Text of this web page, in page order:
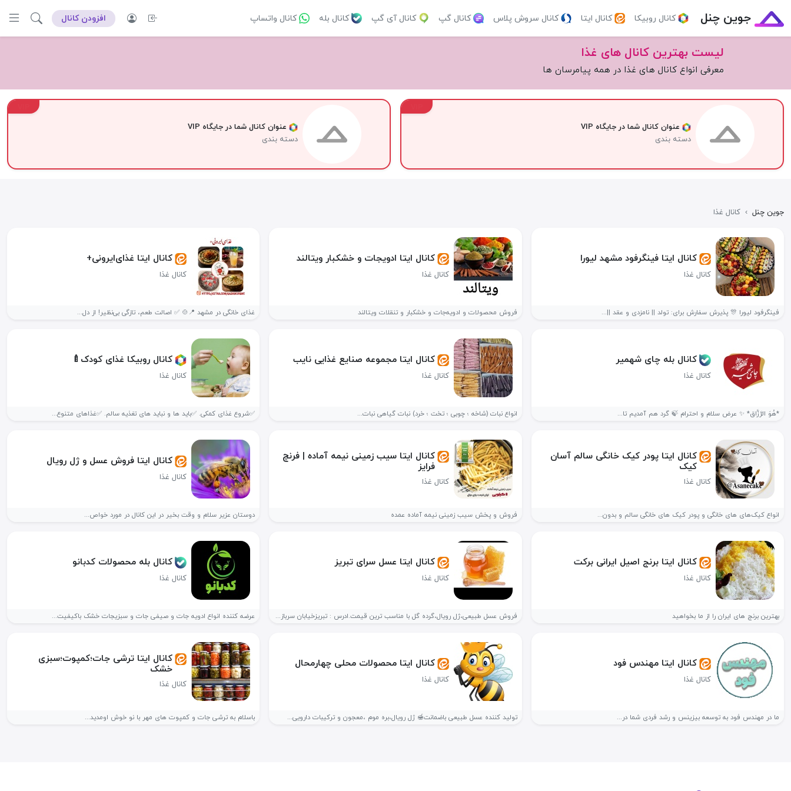
جوین چنل کانال روبیکا کانال ایتا کانال سروش پلاس کانال گپ کانال آی گپ کانال بله کانال واتساپ افزودن کانال
لیست بهترین کانال های غذا
معرفی انواع کانال های غذا در همه پیامرسان ها
عنوان کانال شما در جایگاه VIP
دسته بندی
عنوان کانال شما در جایگاه VIP
دسته بندی
جوین چنل › کانال غذا
کانال ایتا فینگرفود مشهد لیورا
کانال غذا
فینگرفود لیورا 🎊 پذیرش سفارش برای: تولد || نامزدی و عقد ||...
کانال ایتا ادویجات و خشکبار ویتالند
کانال غذا
فروش محصولات و ادویه‌جات و خشکبار و تنقلات ویتالند
کانال ایتا غذای‌ایرونی+
کانال غذا
غذای خانگی در مشهد 📍🍲 ✅ اصالت طعم، تازگی بی‌نظیر! از دل...
کانال بله چای شهمیر
کانال غذا
*هُوَ الرَّزَّاق* ✨ عرض سلام و احترام 🍃 گرد هم آمدیم تا...
کانال ایتا مجموعه صنایع غذایی نایب
کانال غذا
انواع نبات (شاخه ؛ چوبی ؛ تخت ؛ خرد) نبات گیاهی نبات...
کانال روبیکا غذای کودک🍼
کانال غذا
✅️شروع غذای کمکی. ✅️باید ها و نباید های تغذیه سالم. ✅️غذاهای متنوع...
کانال ایتا پودر کیک خانگی سالم آسان
کیک
کانال غذا
انواع کیک‌های های خانگی و پودر کیک های خانگی سالم و بدون...
کانال ایتا سیب زمینی نیمه آماده | فرنچ
فرایز
کانال غذا
فروش و پخش سیب زمینی نیمه آماده عمده
کانال ایتا فروش عسل و ژل رویال
کانال غذا
دوستان عزیر سلام و وقت بخیر در این کانال در مورد خواص...
کانال ایتا برنج اصیل ایرانی برکت
کانال غذا
بهترین برنج های ایران را از ما بخواهید
کانال ایتا عسل سرای تبریز
کانال غذا
فروش عسل طبیعی،ژل رویال،گرده گل با مناسب ترین قیمت.ادرس : تبریزخیابان سرباز...
کانال بله محصولات کدبانو
کانال غذا
عرضه کننده انواع ادویه جات و صیفی جات و سبزیجات خشک باکیفیت...
کانال ایتا مهندس فود
کانال غذا
ما در مهندس فود به توسعه بیزینس و رشد فردی شما در...
کانال ایتا محصولات محلی چهارمحال
کانال غذا
تولید کننده عسل طبیعی باضمانت🍯 ژل رویال،بره موم ،معجون و ترکیبات دارویی...
کانال ایتا ترشی جات؛کمپوت؛سبزی
خشک
کانال غذا
باسلام به ترشی جات و کمپوت های مهر با نو خوش اومدید...